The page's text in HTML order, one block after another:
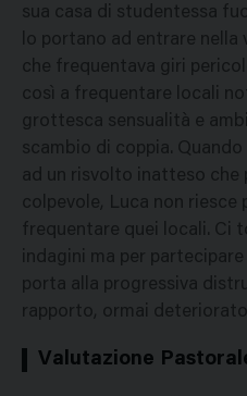
sua casa di studentessa
lo portano ad entrare nella
che frequentava giri
così a frequentare locali
grottesca sensualità e
scambio di coppia.
ad un risvolto inatteso
colpevole, Luca non riesce
frequentare quei locali. Ci
indagini ma per
porta alla progressiva
rapporto, ormai
Valutazione